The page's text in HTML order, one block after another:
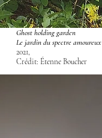
Ghost holding garden
Le jardin du spectre amoureux
2021,
Crédit: Étenne Boucher